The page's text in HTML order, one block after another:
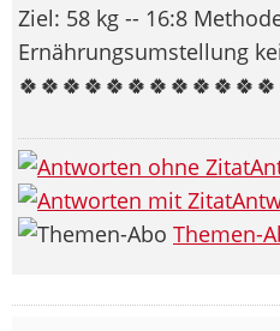
Ziel: 58 kg -- 16:8
Ernährungsumstellung
Themen-